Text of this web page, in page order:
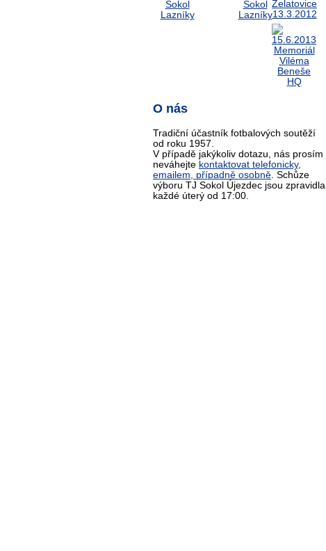
O nás
Tradiční účastník fotbalových soutěží
od roku 1957.
V případě jakýkoliv dotazu, nás prosím
neváhejte kontaktovat telefonicky,
emailem, případně osobně. Schůze
výboru TJ Sokol Újezdec jsou zpravidla
každé úterý od 17:00.